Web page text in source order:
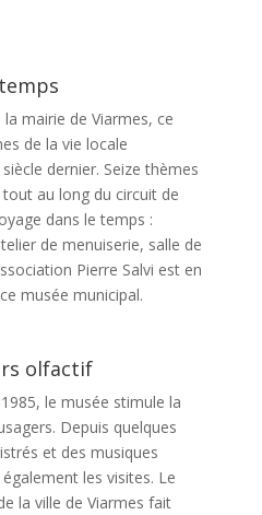
mairie de Viarmes, ce
de la vie locale
dernier. Seize thèmes
au long du circuit de
dans le temps :
de menuiserie, salle de
Pierre Salvi est en
musée municipal.
olfactif
le musée stimule la
Depuis quelques
et des musiques
les visites. Le
la ville de Viarmes fait